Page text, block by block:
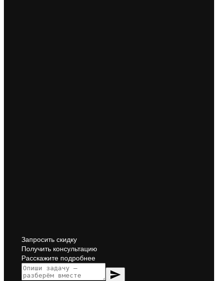
Запросить скидку
Получить консультацию
Расскажите подробнее
send